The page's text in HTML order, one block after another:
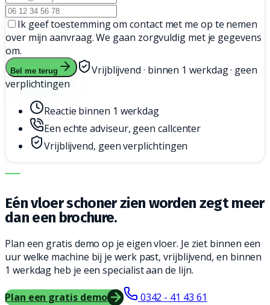
Ik geef toestemming om contact met me op te nemen
over mijn aanvraag. We gaan zorgvuldig met je gegevens
om.
Bel me terug
Vrijblijvend · binnen 1 werkdag · geen
verplichtingen
Reactie binnen 1 werkdag
Een echte adviseur, geen callcenter
Vrijblijvend, geen verplichtingen
DE JUISTE MACHINE. DE BESTE SERVICE.
Eén vloer schoner zien worden zegt meer
dan een brochure.
Plan een gratis demo op je eigen vloer. Je ziet binnen een
uur welke machine bij je werk past, vrijblijvend, en binnen
1 werkdag heb je een specialist aan de lijn.
Plan een gratis demo 0342 - 41 43 61